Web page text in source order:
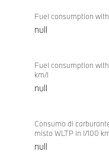
Fuel consumption
null
Fuel consumption
km/l
null
Consumo di
misto WLTP in l/100
null